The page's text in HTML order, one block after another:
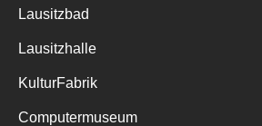
Lausitzbad
Lausitzhalle
KulturFabrik
Computermuseum